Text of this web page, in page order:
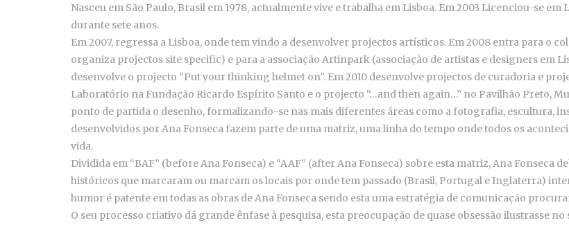
Nasceu em São Paulo, Brasil em 1978, actualmente vive e trabalha em Lisboa. Em 2003 Licenciou-se
durante sete anos.
Em 2007, regressa a Lisboa, onde tem vindo a desenvolver projectos artísticos. Em 2008 entra para o
organiza projectos site specific) e para a associação Artinpark (associação de artistas e designers em
desenvolve o projecto “Put your thinking helmet on”. Em 2010 desenvolve projectos de curadoria e
Laboratório na Fundação Ricardo Espírito Santo e o projecto “…and then again…” no Pavilhão Preto,
ponto de partida o desenho, formalizando-se nas mais diferentes áreas como a fotografia, escultura,
desenvolvidos por Ana Fonseca fazem parte de uma matriz, uma linha do tempo onde todos os
vida.
Dividida em “BAF” (before Ana Fonseca) e “AAF” (after Ana Fonseca) sobre esta matriz, Ana
históricos que marcaram ou marcam os locais por onde tem passado (Brasil, Portugal e Inglaterra)
humor é patente em todas as obras de Ana Fonseca sendo esta uma estratégia de comunicação
O seu processo criativo dá grande ênfase à pesquisa, esta preocupação de quase obsessão ilustrasse